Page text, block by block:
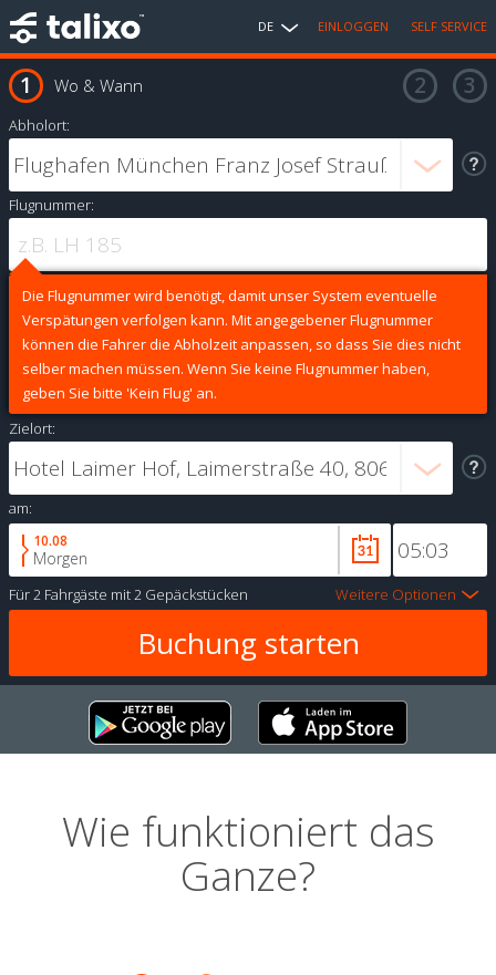
DE EINLOGGEN SELF SERVICE
Wo & Wann
Abholort:
Flugnummer:
Die Flugnummer wird benötigt, damit unser System eventuelle
Verspätungen verfolgen kann. Mit angegebener Flugnummer
können die Fahrer die Abholzeit anpassen, so dass Sie dies nicht
selber machen müssen. Wenn Sie keine Flugnummer haben,
geben Sie bitte 'Kein Flug' an.
Zielort:
am:
10.08
Morgen
Für2 Fahrgäste mit2 Gepäckstücken Weitere Optionen
Wie funktioniert das
Ganze?